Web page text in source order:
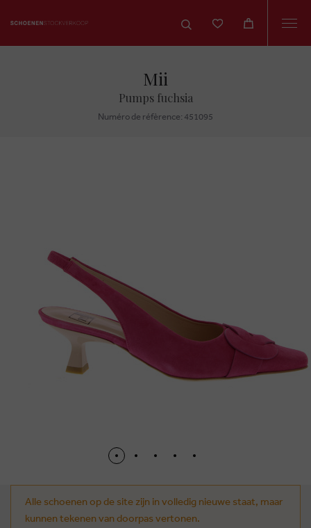
Mii
Pumps fuchsia
Numéro de réfèrence: 451095
Alle schoenen op de site zijn in volledig nieuwe staat, maar
kunnen tekenen van doorpas vertonen.